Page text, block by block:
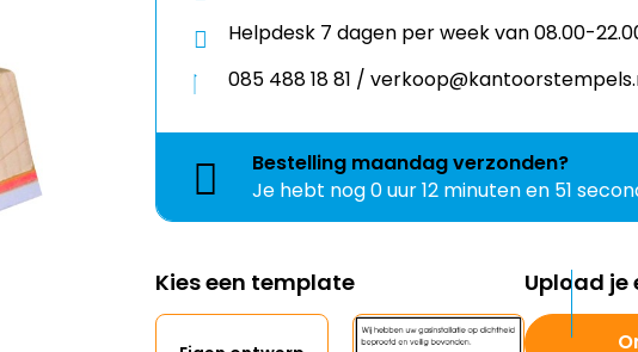
Helpdesk 7 dagen per week van 08.00-
085 488 18 81 /
Bestelling maandagverzonden?
Je hebt nog0 uur 12 minuten en 50
Kies een template Upload je